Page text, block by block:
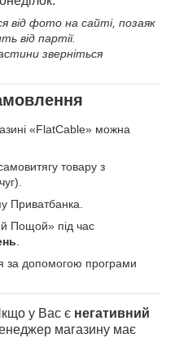
від фото на сайті, позаяк
від партії.
зверніться
«FlatCable» можна
товару з
Приватбанка.
Пощой» під час
за допомогою програми
у Вас є негативний
магазину має